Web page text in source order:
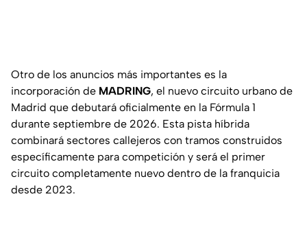
Otro de los anuncios más importantes es la
incorporación de MADRING, el nuevo circuito urbano de
Madrid que debutará oficialmente en la Fórmula 1
durante septiembre de 2026. Esta pista híbrida
combinará sectores callejeros con tramos construidos
específicamente para competición y será el primer
circuito completamente nuevo dentro de la franquicia
desde 2023.